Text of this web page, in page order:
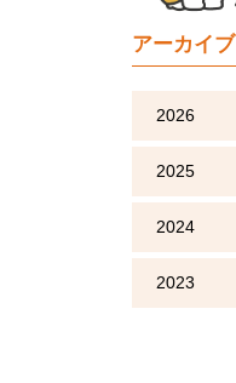
アーカイブ
2026
2025
2024
2023